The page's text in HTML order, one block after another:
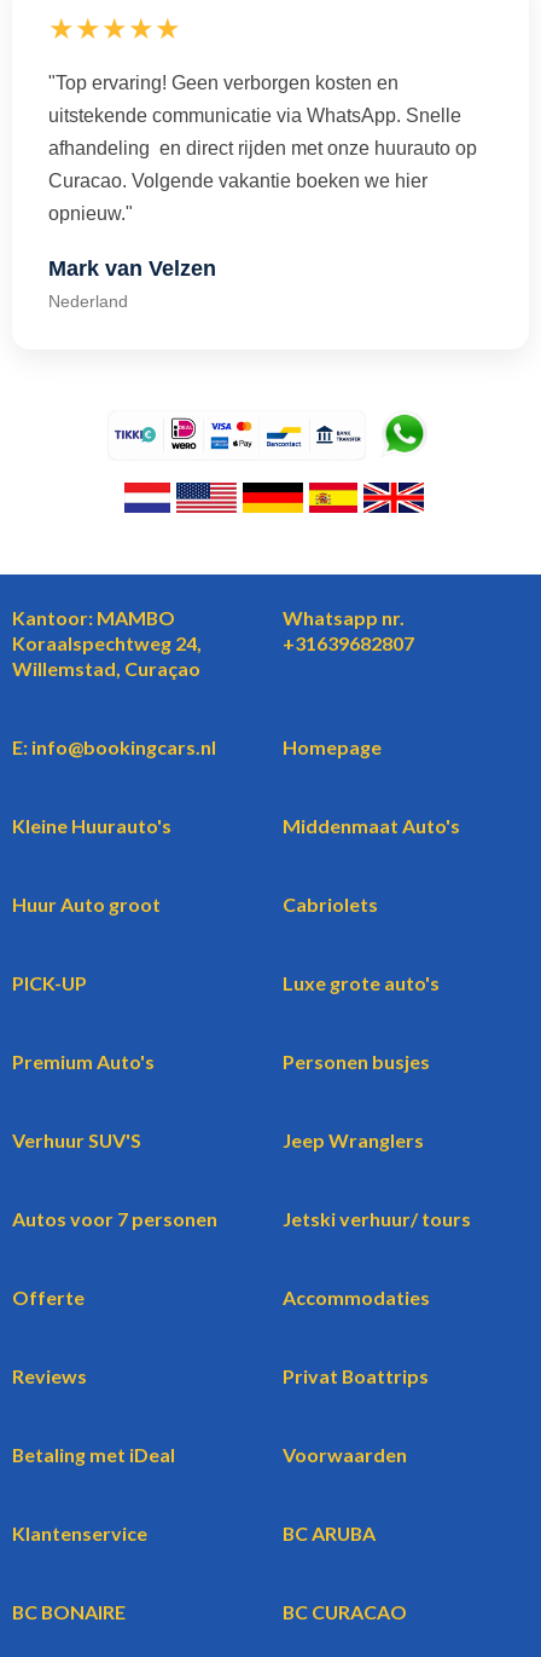
★★★★★
"Top ervaring! Geen verborgen kosten en
uitstekende communicatie via WhatsApp. Snelle
afhandeling en direct rijden met onze huurauto op
Curacao. Volgende vakantie boeken we hier
opnieuw."
Mark van Velzen
Nederland
Kantoor: MAMBO
Koraalspechtweg 24,
Willemstad, Curaçao
Whatsapp nr.
+31639682807
E: info@bookingcars.nl Homepage
Kleine Huurauto's Middenmaat Auto's
Huur Auto groot Cabriolets
PICK-UP Luxe grote auto's
Premium Auto's Personen busjes
Verhuur SUV'S Jeep Wranglers
Autos voor 7 personen Jetski verhuur/ tours
Offerte Accommodaties
Reviews Privat Boattrips
Betaling met iDeal Voorwaarden
Klantenservice BC ARUBA
BC BONAIRE BC CURACAO